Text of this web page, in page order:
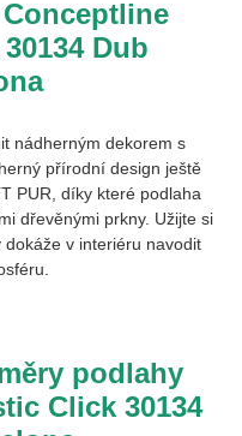
Dub
nádherným dekorem s
přírodní design ještě
PUR, díky které podlaha
dřevěnými prkny. Užijte si
v interiéru navodit
podlahy
Click 30134